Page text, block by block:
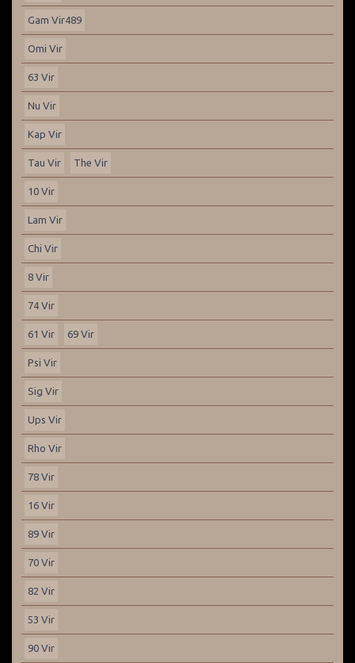
Gam Vir489
Omi Vir
63 Vir
Nu Vir
Kap Vir
Tau Vir The Vir
10 Vir
Lam Vir
Chi Vir
8 Vir
74 Vir
61 Vir 69 Vir
Psi Vir
Sig Vir
Ups Vir
Rho Vir
78 Vir
16 Vir
89 Vir
70 Vir
82 Vir
53 Vir
90 Vir